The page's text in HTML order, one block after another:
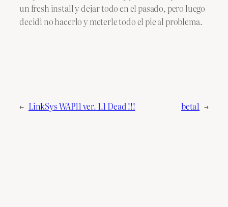
un fresh install y dejar todo en el pasado, pero luego
decidi no hacerlo y meterle todo el pie al problema.
← LinkSys WAP11 ver. 1.1 Dead !!! beta1 →